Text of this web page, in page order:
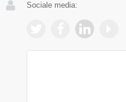
Sociale media: